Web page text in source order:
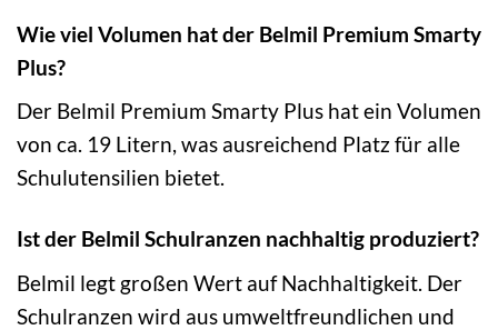
Wie viel Volumen hat der Belmil Premium Smarty
Plus?
Der Belmil Premium Smarty Plus hat ein Volumen
von ca. 19 Litern, was ausreichend Platz für alle
Schulutensilien bietet.
Ist der Belmil Schulranzen nachhaltig produziert?
Belmil legt großen Wert auf Nachhaltigkeit. Der
Schulranzen wird aus umweltfreundlichen und